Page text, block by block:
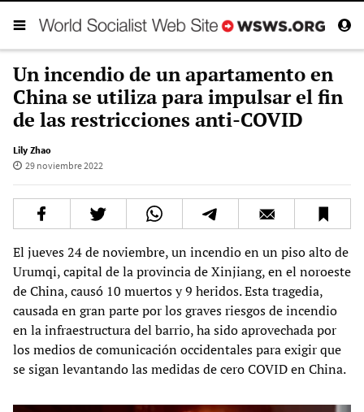
Un incendio de un apartamento en
China se utiliza para impulsar el fin
de las restricciones anti-COVID
Lily Zhao
29 noviembre 2022
El jueves 24 de noviembre, un incendio en un piso alto de
Urumqi, capital de la provincia de Xinjiang, en el noroeste
de China, causó 10 muertos y 9 heridos. Esta tragedia,
causada en gran parte por los graves riesgos de incendio
en la infraestructura del barrio, ha sido aprovechada por
los medios de comunicación occidentales para exigir que
se sigan levantando las medidas de cero COVID en China.